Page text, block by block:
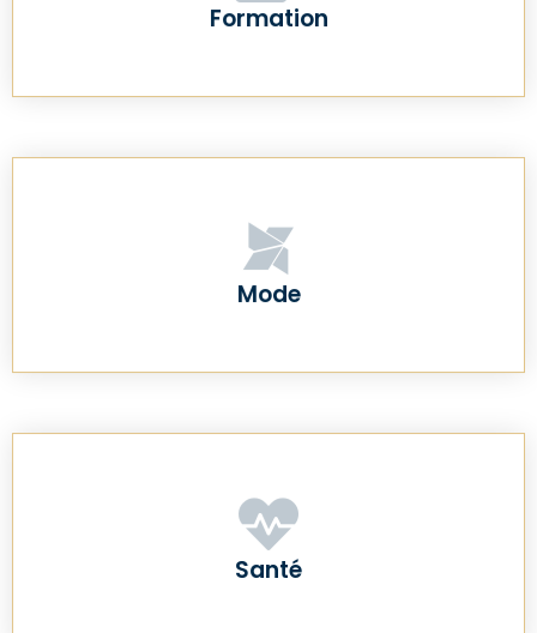
Formation
Mode
Santé